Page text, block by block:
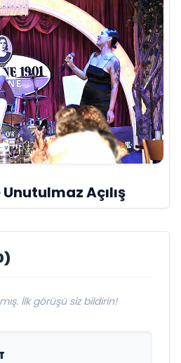
Unutulmaz Açılış
İlk görüşü siz bildirin!